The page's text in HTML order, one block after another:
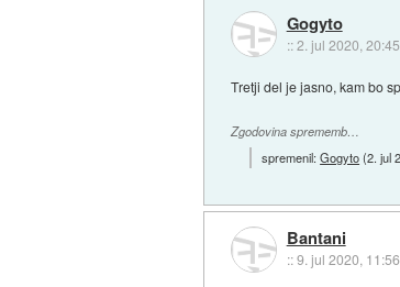
Gogyto
::2. jul 2020, 20:45
Tretji del je jasno, kam bo
Zgodovina sprememb…
spremenil:Gogyto(2. jul
Bantani
::9. jul 2020, 11:56